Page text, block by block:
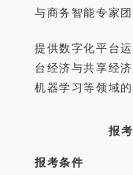
与商务智能专家团
提供数字化平台
台经济与共享经
机器学习等领域
报
报考条件